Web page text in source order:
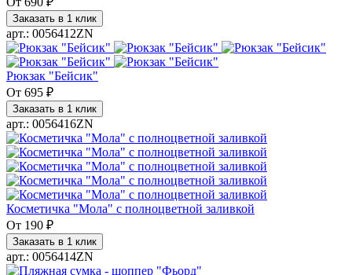
Заказать в 1 клик
арт.: 0056412ZN
Рюкзак "Бейсик"
От 695 ₽
Заказать в 1 клик
арт.: 0056416ZN
Косметичка "Мола" с полноцветной заливкой
От 190 ₽
Заказать в 1 клик
арт.: 0056414ZN